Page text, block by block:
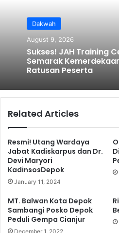
Dakwah
August 9, 2026
Sukses! JAH Training
Semarak
Ratusan Peserta
Related Articles
Resmi! Utang Wardaya
Jabat Kadiskarpus dan Dr.
Devi Maryori
KadinsosDepok
January 11, 2024
MT. Balwan Kota Depok
Sambangi Posko Depok
Peduli Gempa Cianjur
December 1, 2022